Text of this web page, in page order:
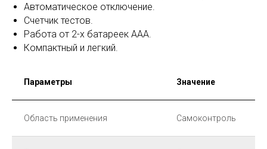
Автоматическое отключение.
Счетчик тестов.
Работа от 2-х батареек ААА.
Компактный и легкий.
Параметры Значение
Область применения Самоконтроль